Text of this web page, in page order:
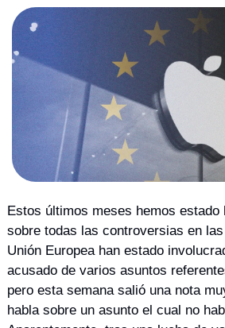
Estos últimos meses hemos estado
sobre todas las controversias en
Unión Europea han estado
acusado de varios asuntos
pero esta semana salió una nota
habla sobre un asunto el cual no